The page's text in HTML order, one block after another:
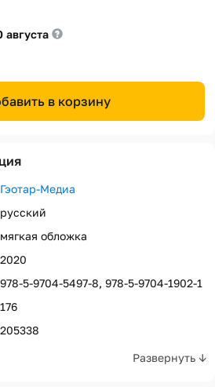
августа
в корзину
Развернуть ↓
Гэотар-Медиа
русский
мягкая обложка
2020
978-5-9704-5497-8, 978-5-9704-1902-1
176
205338